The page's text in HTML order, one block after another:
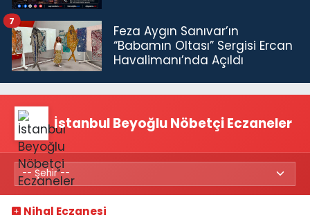
Feza Aygın Sanıvar’ın
“Babamın Oltası” Sergisi Ercan
Havalimanı’nda Açıldı
7
İstanbul Beyoğlu Nöbetçi Eczaneler
Nihal Eczanesi